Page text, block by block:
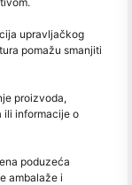
upravljačkog
pomažu smanjiti
proizvoda,
ili informacije o
poduzeća
ambalaže i